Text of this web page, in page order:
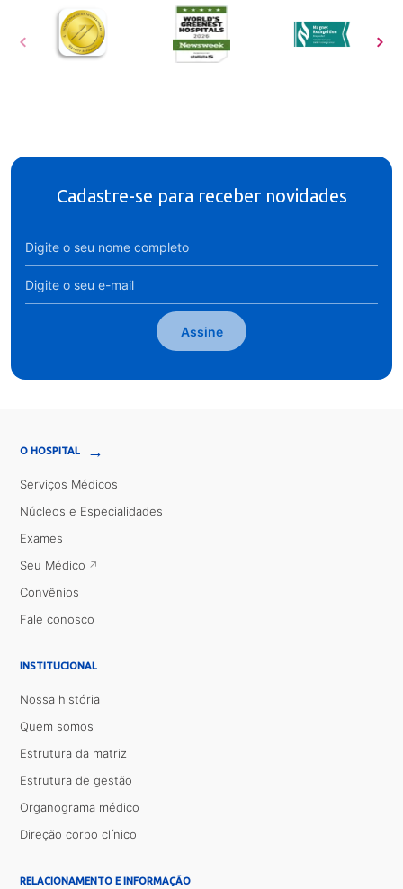
Cadastre-se para receber novidades
Assine
O HOSPITAL →
Serviços Médicos
Núcleos e Especialidades
Exames
Seu Médico
Convênios
Fale conosco
INSTITUCIONAL
Nossa história
Quem somos
Estrutura da matriz
Estrutura de gestão
Organograma médico
Direção corpo clínico
RELACIONAMENTO E INFORMAÇÃO